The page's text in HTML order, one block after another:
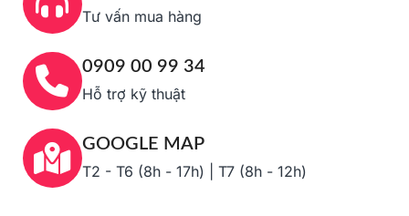
Tư vấn mua hàng
0909 00 99 34
Hỗ trợ kỹ thuật
GOOGLE MAP
T2 - T6 (8h - 17h) | T7 (8h - 12h)